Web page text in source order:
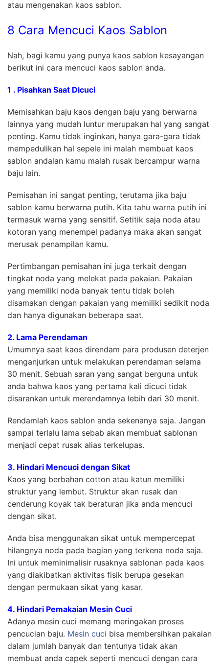
atau mengenakan kaos sablon.
8 Cara Mencuci Kaos Sablon
Nah, bagi kamu yang punya kaos sablon kesayangan
berikut ini cara mencuci kaos sablon anda.
1 . Pisahkan Saat Dicuci
Memisahkan baju kaos dengan baju yang berwarna
lainnya yang mudah luntur merupakan hal yang sangat
penting. Kamu tidak inginkan, hanya gara-gara tidak
mempedulikan hal sepele ini malah membuat kaos
sablon andalan kamu malah rusak bercampur warna
baju lain.
Pemisahan ini sangat penting, terutama jika baju
sablon kamu berwarna putih. Kita tahu warna putih ini
termasuk warna yang sensitif. Setitik saja noda atau
kotoran yang menempel padanya maka akan sangat
merusak penampilan kamu.
Pertimbangan pemisahan ini juga terkait dengan
tingkat noda yang melekat pada pakaian. Pakaian
yang memiliki noda banyak tentu tidak boleh
disamakan dengan pakaian yang memiliki sedikit noda
dan hanya digunakan beberapa saat.
2. Lama Perendaman
Umumnya saat kaos direndam para produsen deterjen
menganjurkan untuk melakukan perendaman selama
30 menit. Sebuah saran yang sangat berguna untuk
anda bahwa kaos yang pertama kali dicuci tidak
disarankan untuk merendamnya lebih dari 30 menit.
Rendamlah kaos sablon anda sekenanya saja. Jangan
sampai terlalu lama sebab akan membuat sablonan
menjadi cepat rusak alias terkelupas.
3. Hindari Mencuci dengan Sikat
Kaos yang berbahan cotton atau katun memiliki
struktur yang lembut. Struktur akan rusak dan
cenderung koyak tak beraturan jika anda mencuci
dengan sikat.
Anda bisa menggunakan sikat untuk mempercepat
hilangnya noda pada bagian yang terkena noda saja.
Ini untuk meminimalisir rusaknya sablonan pada kaos
yang diakibatkan aktivitas fisik berupa gesekan
dengan permukaan sikat yang kasar.
4. Hindari Pemakaian Mesin Cuci
Adanya mesin cuci memang meringakan proses
pencucian baju. Mesin cuci bisa membersihkan pakaian
dalam jumlah banyak dan tentunya tidak akan
membuat anda capek seperti mencuci dengan cara